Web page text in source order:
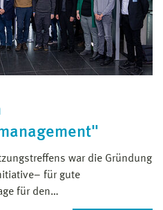
war die Gründung
für gute
für den…